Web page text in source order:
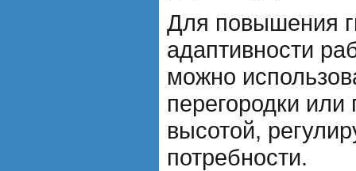
Для повышения
адаптивности
можно
перегородки или
высотой,
потребности.